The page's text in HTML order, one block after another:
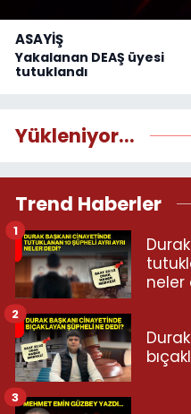
ASAYİŞ
Yakalanan DEAŞ üyesi
tutuklandı
Yükleniyor...
Trend Haberler
neler
1
2
3